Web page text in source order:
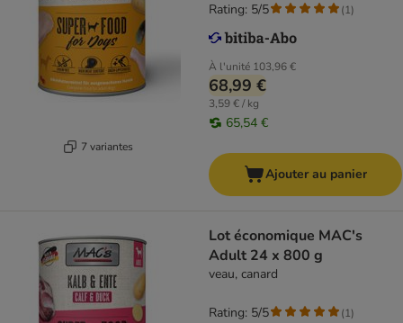
7 variantes
À l'unité 103,96 €
68,99 €
3,59 € / kg
65,54 €
Rating: 5/5 (1)
Ajouter au panier
Lot économique MAC's
Adult 24 x 800 g
veau, canard
Rating: 5/5 (1)